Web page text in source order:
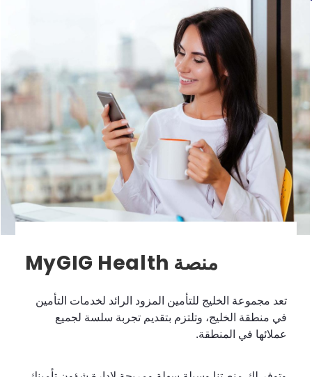
منصة MyGIG Health
تعد مجموعة الخليج للتأمين المزود الرائد لخدمات التأمين
في منطقة الخليج، وتلتزم بتقديم تجربة سلسة لجميع
عملائها في المنطقة.